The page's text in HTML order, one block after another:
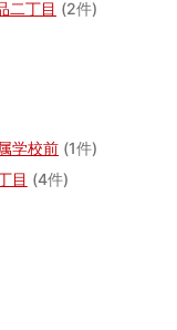
二丁目 (2件)
学校前 (1件)
目 (4件)